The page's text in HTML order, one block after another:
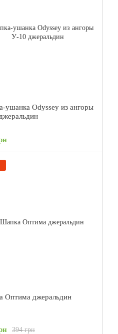
ушанка Odyssey из ангоры
Оптима джеральдин
394 грн